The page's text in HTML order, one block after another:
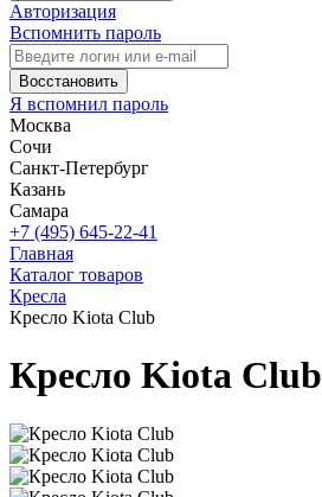
Авторизация
Вспомнить пароль
Восстановить
Я вспомнил пароль
Москва
Сочи
Санкт-Петербург
Казань
Самара
+7 (495) 645-22-41
Главная
Каталог товаров
Кресла
Кресло Kiota Club
Кресло Kiota Club